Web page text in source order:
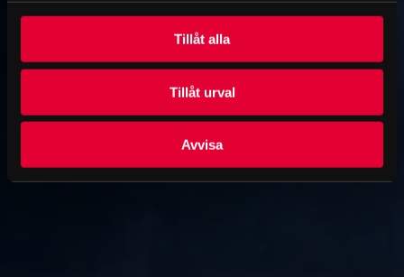
Tillåt alla
Tillåt urval
Avvisa